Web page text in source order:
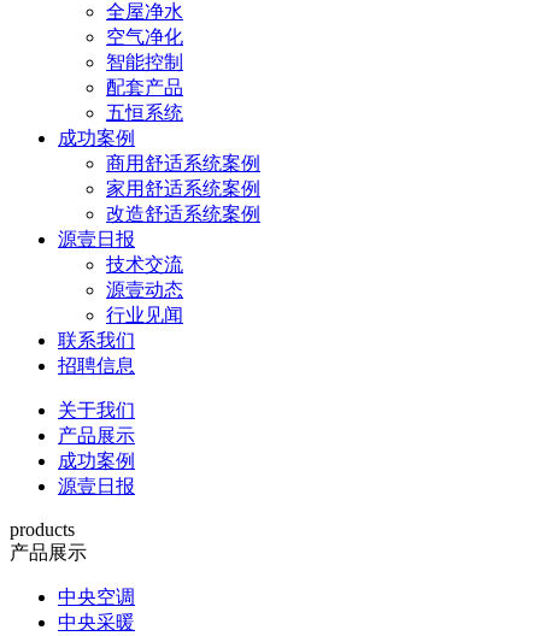
全屋净水
空气净化
智能控制
配套产品
五恒系统
成功案例
商用舒适系统案例
家用舒适系统案例
改造舒适系统案例
源壹日报
技术交流
源壹动态
行业见闻
联系我们
招聘信息
关于我们
产品展示
成功案例
源壹日报
products
产品展示
中央空调
中央采暖